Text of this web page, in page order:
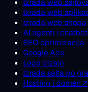
Izrada web
Izrada web
Izrada web shopa
AI agenti i
SEO optimizacija
Google Ads
Logo dizajn
Izrada sajta po
Hosting i domen ↗